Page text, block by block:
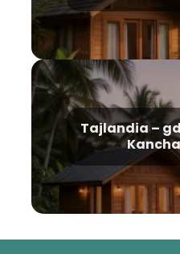
Tajlandia –